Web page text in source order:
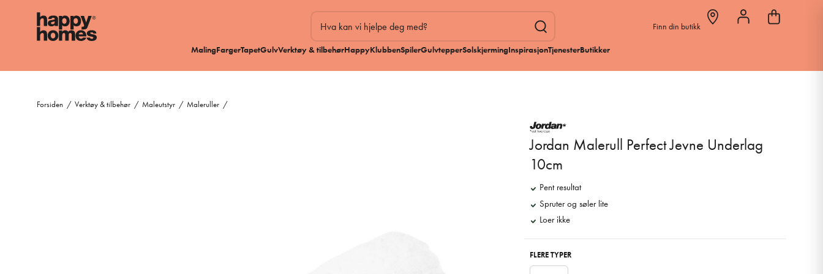
Finn din butikk
MalingFargerTapetGulvVerktøy & tilbehørHappyKlubbenSpilerGulvtepperSolskjermingInspirasjonTjenesterButikker
Forsiden / Verktøy & tilbehør / Maleutstyr / Maleruller /
Jordan Malerull Perfect Jevne Underlag
10cm
Pent resultat
Spruter og søler lite
Loer ikke
FLERE TYPER